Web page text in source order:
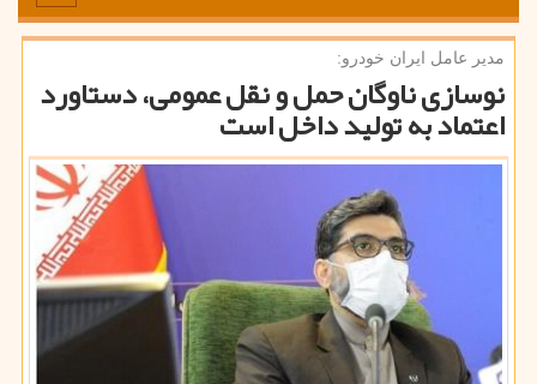
مدیر عامل ایران خودرو:
نوسازی ناوگان حمل و نقل عمومی، دستاورد
اعتماد به تولید داخل است